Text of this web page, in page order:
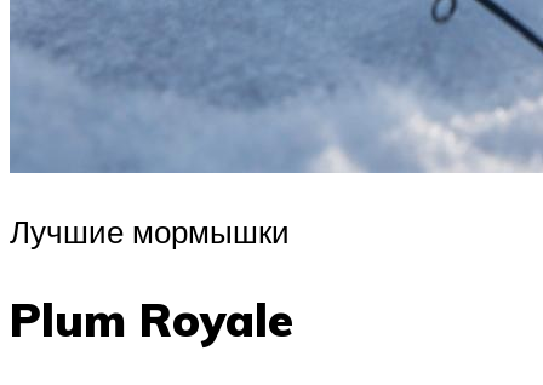
Лучшие мормышки
Plum Royale